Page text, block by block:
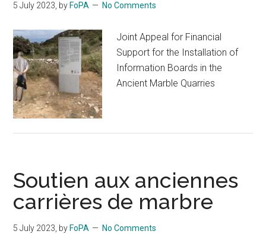
5 July 2023, by FoPA No Comments
Joint Appeal for Financial
Support for the Installation of
Information Boards in the
Ancient Marble Quarries
Soutien aux anciennes
carrières de marbre
5 July 2023, by FoPA No Comments